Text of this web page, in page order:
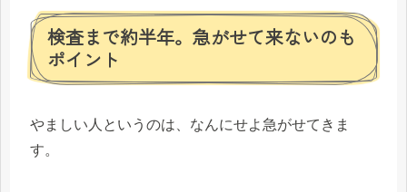
検査まで約半年。急がせて来ないのも
ポイント
やましい人というのは、なんにせよ急がせてきま
す。